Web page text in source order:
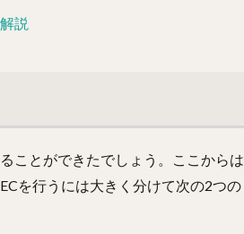
説
ことができたでしょう。ここからは
を行うには大きく分けて次の2つの